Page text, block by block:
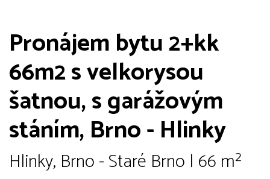
Pronájem bytu 2+kk
66m2 s velkorysou
šatnou, s garážovým
stáním, Brno - Hlinky
Hlinky, Brno - Staré Brno | 66 m²